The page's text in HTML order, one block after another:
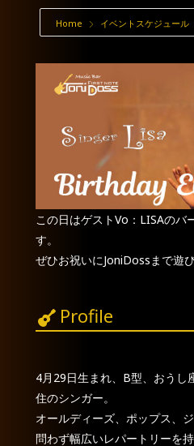
Home イベントスケジュール
この日はゲストVo：LISAのバ
す。
ぜひお祝いにJoniDossまで遊
Profile
4月29日生まれ、B型、おうし
住のシンガー。
オールディーズ、ポップス、
問わず幅広いレパートリーを持